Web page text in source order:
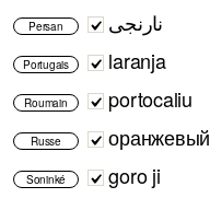
Persan نارنجی
Portugais laranja
Roumain portocaliu
Russe оранжевый
Soninké goro ji